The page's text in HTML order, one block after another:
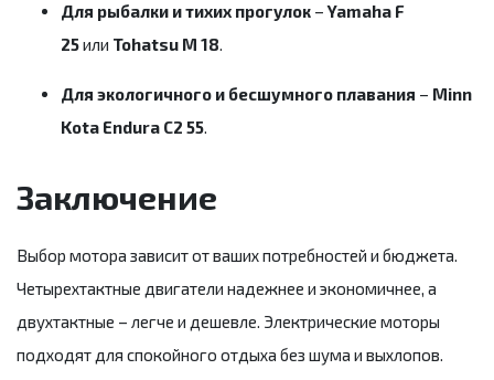
Для рыбалки и тихих прогулок –Yamaha F
25или Tohatsu M 18.
Для экологичного и бесшумного плавания – Minn
Kota Endura C2 55.
Заключение
Выбор мотора зависит от ваших потребностей и бюджета.
Четырехтактные двигатели надежнее и экономичнее, а
двухтактные – легче и дешевле. Электрические моторы
подходят для спокойного отдыха без шума и выхлопов.